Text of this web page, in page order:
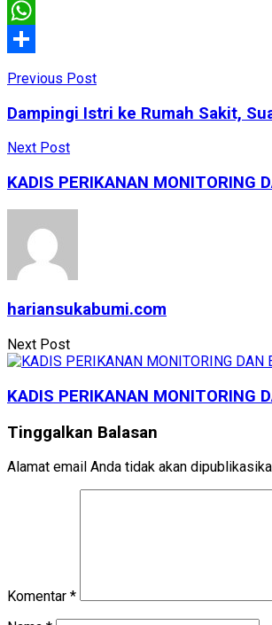
Email
WhatsApp
Previous Post
Dampingi Istri ke Rumah Sakit,
Next Post
KADIS PERIKANAN MONITORING
hariansukabumi.com
Next Post
KADIS PERIKANAN MONITORING
Tinggalkan Balasan
Alamat email Anda tidak akan
Komentar *